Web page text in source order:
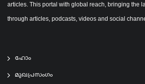
articles. This portal with global reach, bringing the
through articles, podcasts, videos and social
ഹോം
മുഖപ്രസംഗം